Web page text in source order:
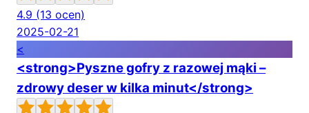
4.9 (13 ocen)
2025-02-21
<
<strong>Pyszne gofry z razowej mąki –
zdrowy deser w kilka minut</strong>